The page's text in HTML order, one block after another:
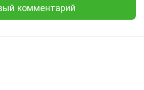
комментарий